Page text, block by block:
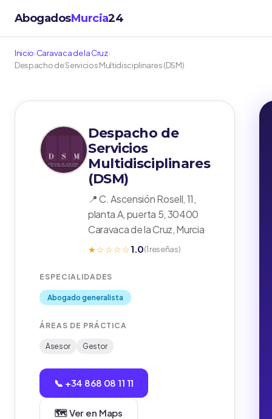
AbogadosMurcia24
Inicio›Caravaca de la Cruz›
Despacho de Servicios Multidisciplinares (DSM)
Despacho de
Servicios
Multidisciplinares
(DSM)
📍 C. Ascensión Rosell, 11,
planta A, puerta 5, 30400
Caravaca de la Cruz, Murcia
★☆☆☆☆1.0(1 reseñas)
ESPECIALIDADES
Abogado generalista
ÁREAS DE PRÁCTICA
Asesor Gestor
📞 +34 868 08 11 11
🗺️ Ver en Maps